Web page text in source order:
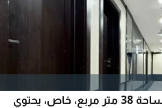
مكتب في منطقة القبلة، مساحة 38 متر مربع، خاص، يحتوي